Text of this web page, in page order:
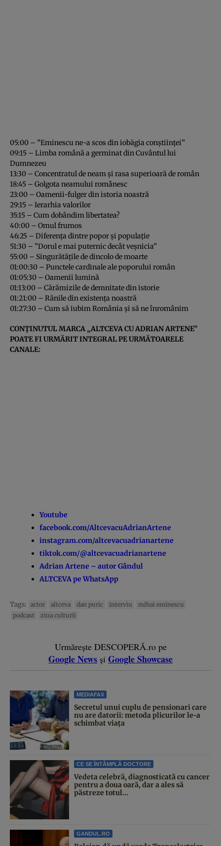
05:00 – ”Eminescu ne-a scos din iobăgia conștiinței”
09:15 – Limba română a germinat din Cuvântul lui
Dumnezeu
13:30 – Concentratul de neam și rasa superioară de român
18:45 – Golgota neamului românesc
23:00 – Oamenii-fulger din istoria noastră
29:15 – Ierarhia valorilor
35:15 – Cum dobândim libertatea?
40:00 – Omul frumos
46:25 – Diferența dintre popor și populație
51:30 – ”Dorul e mai puternic decât veșnicia”
55:00 – Singurătățile de dincolo de moarte
01:00:30 – Punctele cardinale ale poporului român
01:05:30 – Oamenii lumină
01:13:00 – Cărămizile de demnitate din istorie
01:21:00 – Rănile din existența noastră
01:27:30 – Cum să iubim România și să ne înromânim
CONȚINUTUL MARCA „ALTCEVA CU ADRIAN ARTENE”
POATE FI URMĂRIT INTEGRAL PE URMĂTOARELE
CANALE:
Youtube
facebook.com/AltcevacuAdrianArtene
instagram.com/altcevacuadrianartene
tiktok.com/@altcevacuadrianartene
Adrian Artene – autor Gândul
ALTCEVA pe WhatsApp
Tags: actor altceva dan puric interviu
mihai eminescu
podcast
ziua culturii
Urmărește DESCOPERĂ.ro pe
Google News și Google Showcase
MEDIAFAX
Secretul unui cuplu de pensionari care
nu are datorii: metoda plicurilor le-a
schimbat viața
CE SE ÎNTÂMPLĂ DOCTORE
Vedeta celebră, diagnosticată cu cancer
pentru a doua oară, dar a ales să
păstreze totul...
GANDUL.RO